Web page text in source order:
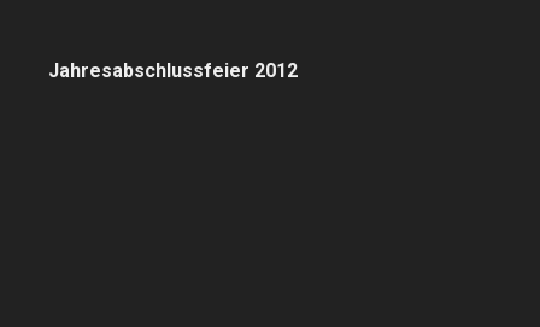
Jahresabschlussfeier 2012